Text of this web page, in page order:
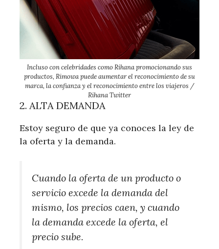
Incluso con celebridades como Rihana promocionando sus
productos, Rimowa puede aumentar el reconocimiento de su
marca, la confianza y el reconocimiento entre los viajeros /
Rihana Twitter
2. ALTA DEMANDA
Estoy seguro de que ya conoces la ley de
la oferta y la demanda.
Cuando la oferta de un producto o
servicio excede la demanda del
mismo, los precios caen, y cuando
la demanda excede la oferta, el
precio sube.